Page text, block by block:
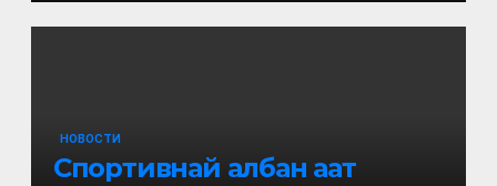
НОВОСТИ
Спортивнай албан аат